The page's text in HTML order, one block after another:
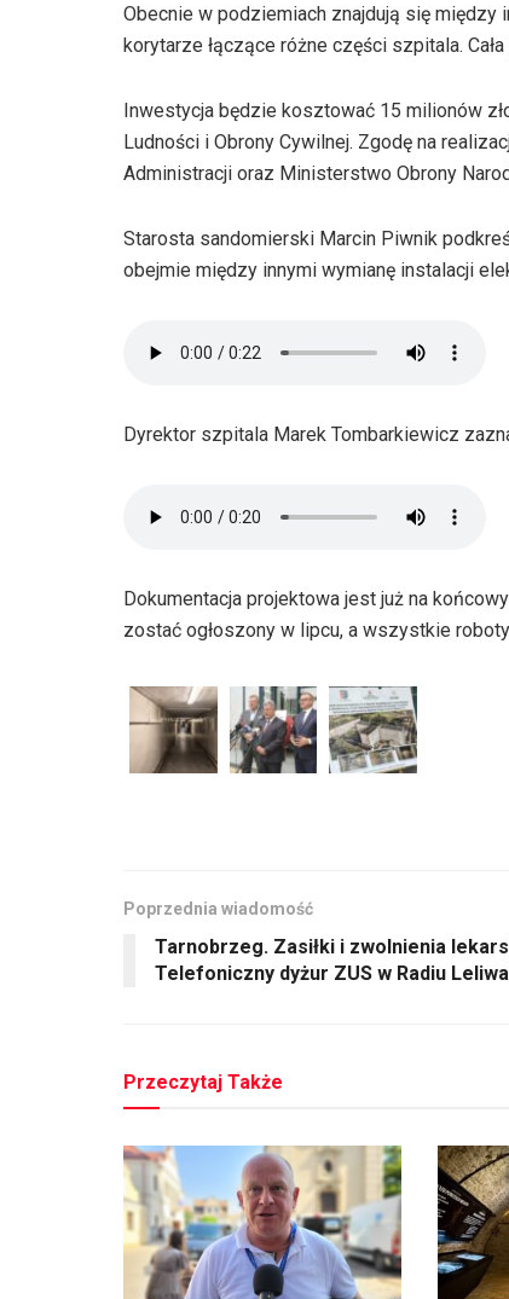
Obecnie w podziemiach znajdują się między
korytarze łączące różne części szpitala.
Inwestycja będzie kosztować 15 milionów
Ludności i Obrony Cywilnej. Zgodę na
Administracji oraz Ministerstwo Obrony
Starosta sandomierski Marcin Piwnik
obejmie między innymi wymianę instalacji
Dyrektor szpitala Marek Tombarkiewicz
Dokumentacja projektowa jest już na
zostać ogłoszony w lipcu, a wszystkie
Poprzednia wiadomość
Tarnobrzeg. Zasiłki i zwolnienia
Telefoniczny dyżur ZUS w Radiu Leliwa
Przeczytaj Także